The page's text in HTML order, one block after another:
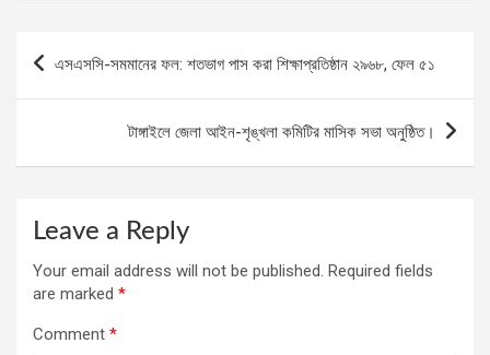
এসএসসি-সমমানের ফল: শতভাগ পাস করা শিক্ষাপ্রতিষ্ঠান ২৯৬৮, ফেল ৫১
টাঙ্গাইলে জেলা আইন-শৃঙ্খলা কমিটির মাসিক সভা অনুষ্ঠিত।
Leave a Reply
Your email address will not be published. Required fields
are marked *
Comment *